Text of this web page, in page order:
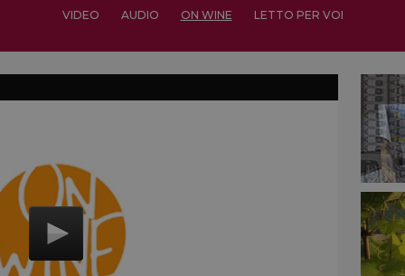
VIDEO AUDIO ON WINE LETTO PER VOI